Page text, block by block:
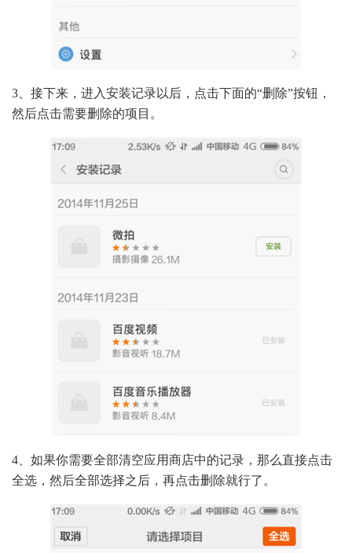
3、接下来，进入安装记录以后，点击下面的“删除”按钮，
然后点击需要删除的项目。
4、如果你需要全部清空应用商店中的记录，那么直接点击
全选，然后全部选择之后，再点击删除就行了。